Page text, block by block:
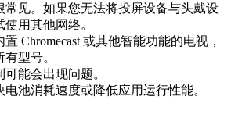
常见。如果您无法将投屏设备与头戴设
用其他网络。
Chromecast 或其他智能功能的电视，
型号。
能会出现问题。
池消耗速度或降低应用运行性能。